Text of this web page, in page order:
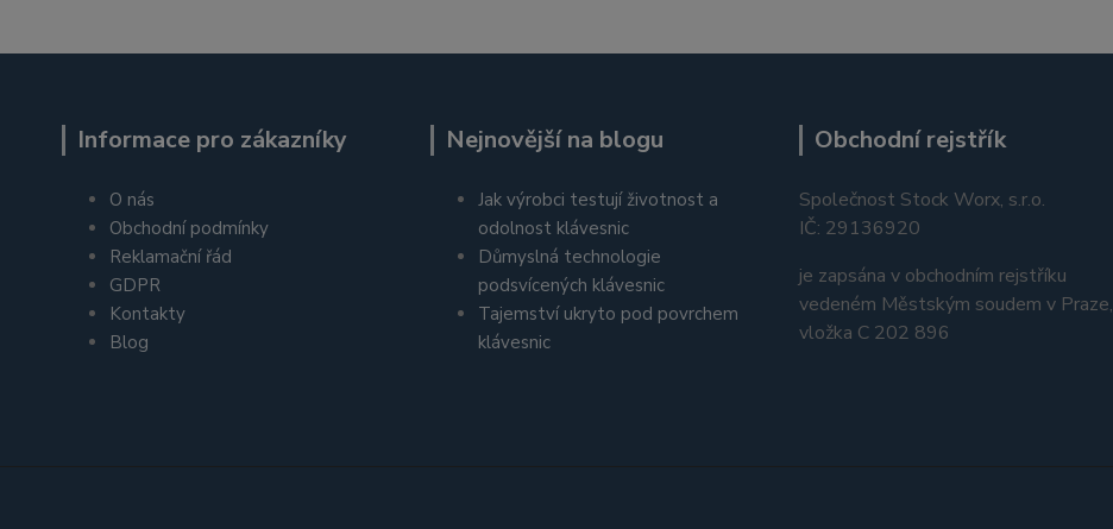
Informace pro zákazníky
O nás
Obchodní podmínky
Reklamační řád
GDPR
Kontakty
Blog
Nejnovější na blogu
Jak výrobci testují životnost a
odolnost klávesnic
Důmyslná technologie
podsvícených klávesnic
Tajemství ukryto pod povrchem
klávesnic
Obchodní rejstřík
Společnost Stock Worx, s.r.o.
IČ: 29136920
je zapsána v obchodním rejstříku
vedeném Městským soudem v Praze,
vložka C 202 896